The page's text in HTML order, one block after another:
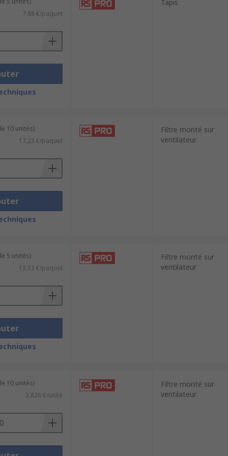
7,88 €/paquet
Tapis
10 unités)
17,23 €/paquet
Filtre monté sur
ventilateur
5 unités)
13,53 €/paquet
Filtre monté sur
ventilateur
10 unités)
3,826 €/unité
Filtre monté sur
ventilateur